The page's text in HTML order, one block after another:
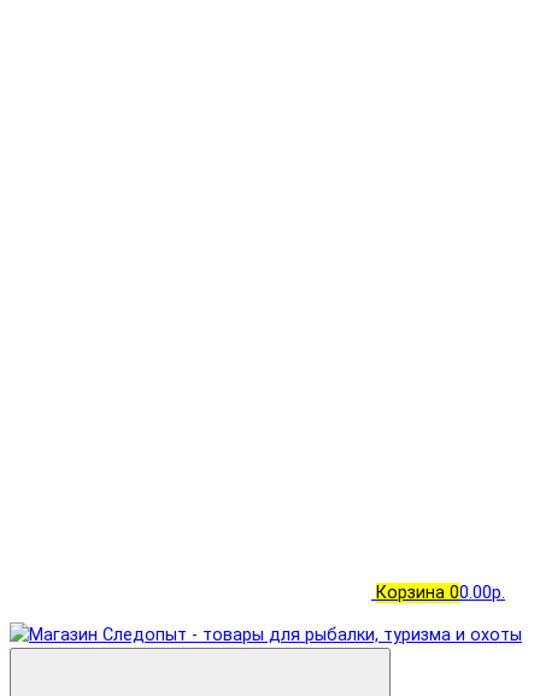
Корзина 00.00р.